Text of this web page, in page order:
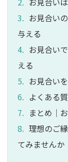
お見合い
与える
お見合い
える
お見合い
よくある
まとめ｜
理想のご
てみませんか